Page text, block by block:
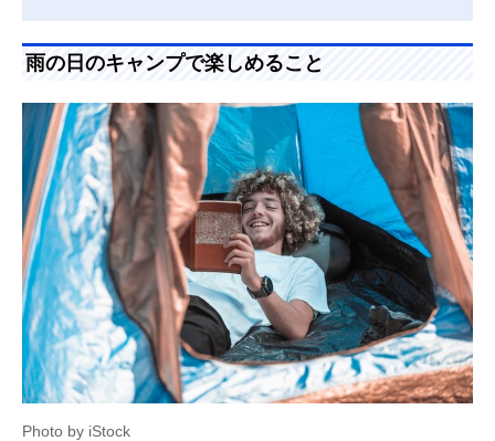
雨の日のキャンプで楽しめること
Photo by iStock